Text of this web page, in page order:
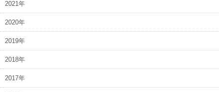
2021年
2020年
2019年
2018年
2017年